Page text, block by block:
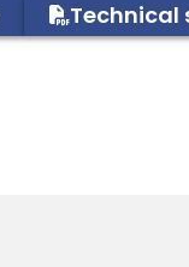
Technical